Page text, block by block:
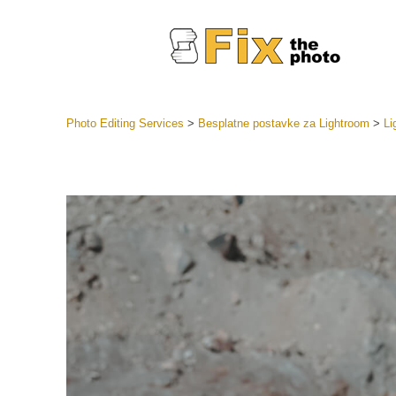
Mobilne
Photo Editing Services > Besplatne postavke za Lightroom >